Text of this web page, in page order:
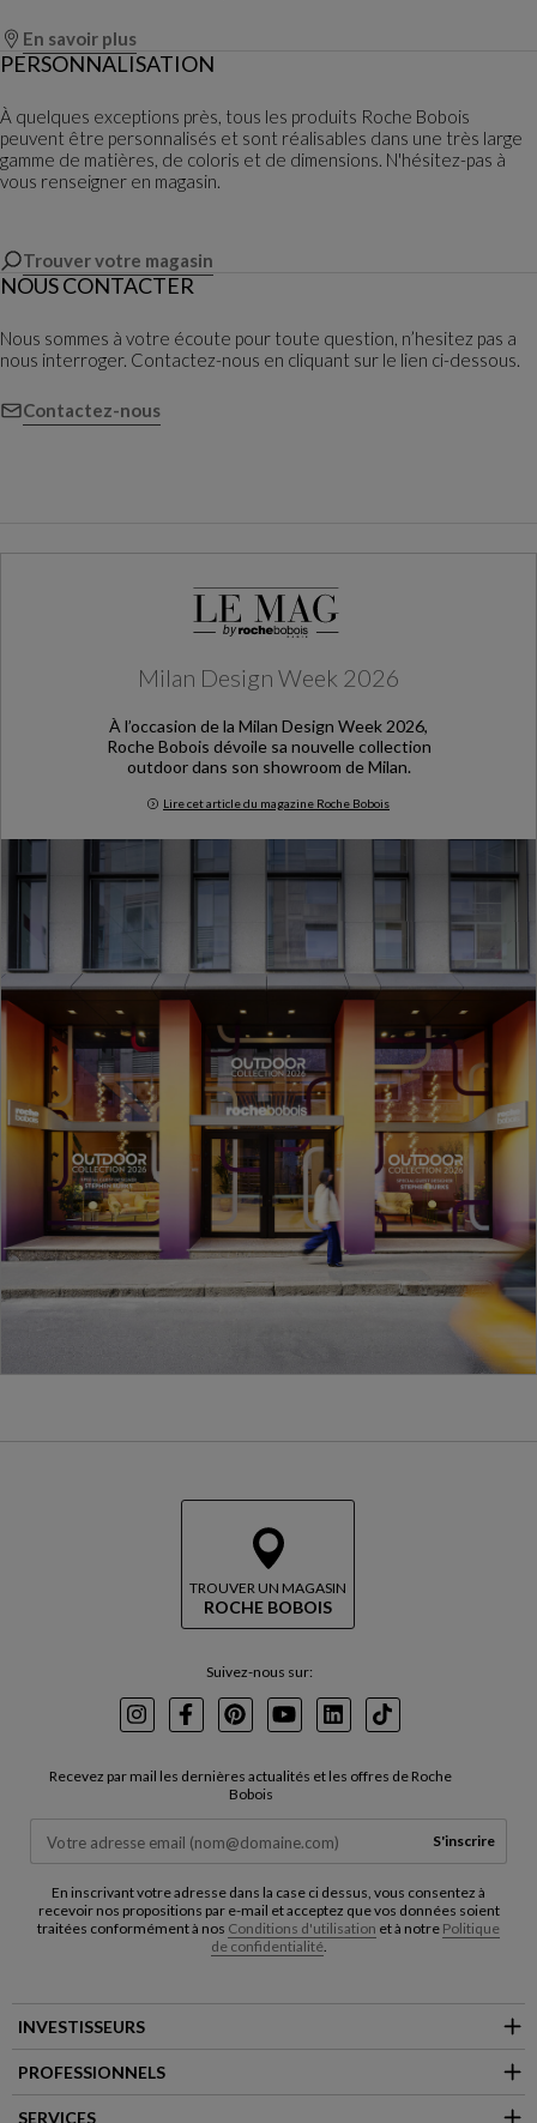
En savoir plus
PERSONNALISATION
À quelques exceptions près, tous les produits Roche Bobois
peuvent être personnalisés et sont réalisables dans une très large
gamme de matières, de coloris et de dimensions. N'hésitez-pas à
vous renseigner en magasin.
Trouver votre magasin
NOUS CONTACTER
Nous sommes à votre écoute pour toute question, n’hesitez pas a
nous interroger. Contactez-nous en cliquant sur le lien ci-dessous.
Contactez-nous
Milan Design Week 2026
À l’occasion de la Milan Design Week 2026,
Roche Bobois dévoile sa nouvelle collection
outdoor dans son showroom de Milan.
Lire cet article du magazine Roche Bobois
Milan Design Week 2026
TROUVER UN MAGASIN
ROCHE BOBOIS
Suivez-nous sur:
InstagramFacebookPinterest
YoutubeLinkedInTikTok
Recevez par mail les dernières actualités et les offres de Roche
Bobois
S'inscrire
En inscrivant votre adresse dans la case ci dessus, vous consentez à
recevoir nos propositions par e-mail et acceptez que vos données soient
traitées conformément à nos Conditions d'utilisation et à notre Politique
de confidentialité.
INVESTISSEURS
PROFESSIONNELS
SERVICES